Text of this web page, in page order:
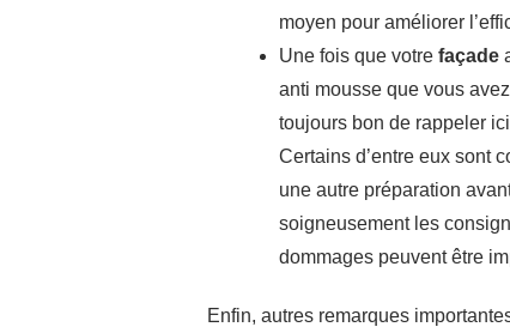
moyen pour améliorer
Une fois que votre façade
anti mousse que vous
toujours bon de rappeler
Certains d’entre eux sont
une autre préparation
soigneusement les
dommages peuvent être
Enfin, autres remarques